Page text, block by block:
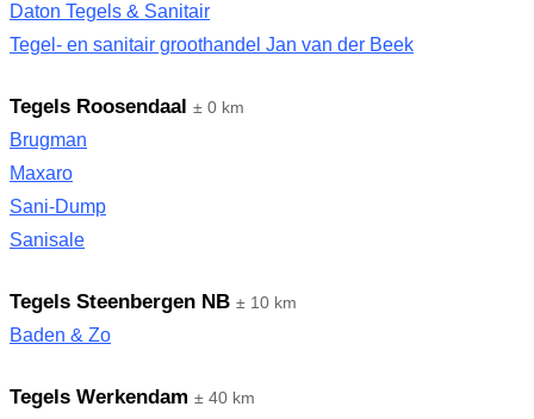
Daton Tegels & Sanitair
Tegel- en sanitair groothandel Jan van der Beek
Tegels Roosendaal ± 0 km
Brugman
Maxaro
Sani-Dump
Sanisale
Tegels Steenbergen NB ± 10 km
Baden & Zo
Tegels Werkendam ± 40 km